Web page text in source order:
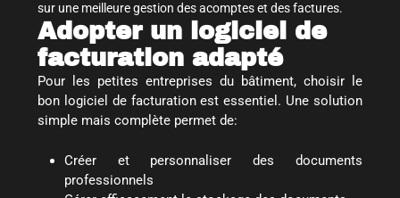
sur une meilleure gestion des acomptes et des factures.
Adopter un logiciel de
facturation adapté
Pour les petites entreprises du bâtiment, choisir le
bon logiciel de facturation est essentiel. Une solution
simple mais complète permet de:
Créer et personnaliser des documents
professionnels